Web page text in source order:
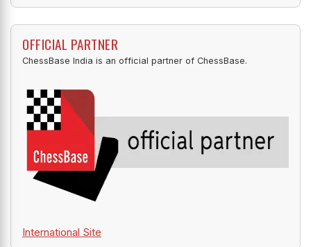
OFFICIAL PARTNER
ChessBase India is an official partner of ChessBase.
International Site